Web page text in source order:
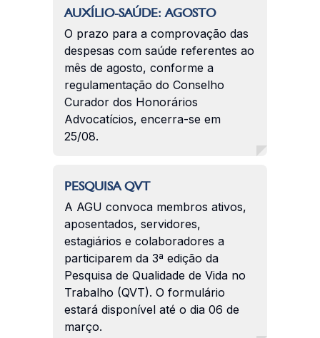
AUXÍLIO-SAÚDE: AGOSTO
O prazo para a comprovação das
despesas com saúde referentes ao
mês de agosto, conforme a
regulamentação do Conselho
Curador dos Honorários
Advocatícios, encerra-se em
25/08.
PESQUISA QVT
A AGU convoca membros ativos,
aposentados, servidores,
estagiários e colaboradores a
participarem da 3ª edição da
Pesquisa de Qualidade de Vida no
Trabalho (QVT). O formulário
estará disponível até o dia 06 de
março.